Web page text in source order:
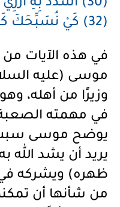
(32) كَيْ نُسَبِّحَكَ كَثِيرًا (33) وَنَذْكُرَكَ كَثِيرًا
في هذه الآيات
موسى (عليه
وزيرًا من أهله،
في مهمته
يوضح موسى سبب
يريد أن يشد الله
ظهره) ويشركه في
من شأنها أن